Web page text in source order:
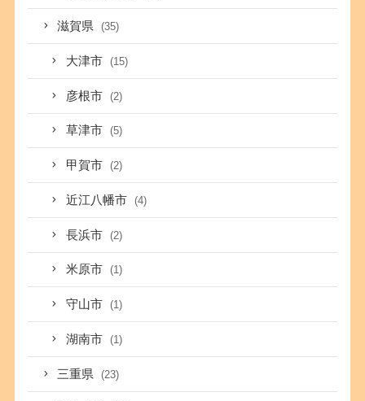
滋賀県 (35)
大津市 (15)
彦根市 (2)
草津市 (5)
甲賀市 (2)
近江八幡市 (4)
長浜市 (2)
米原市 (1)
守山市 (1)
湖南市 (1)
三重県 (23)